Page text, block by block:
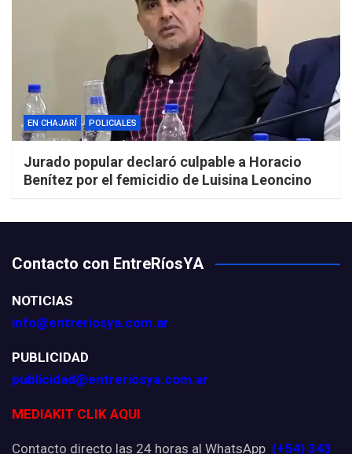
EN CHAJARÍ POLICIALES
Jurado popular declaró culpable a Horacio
Benítez por el femicidio de Luisina Leoncino
Contacto con EntreRíosYA
NOTICIAS
info@entreriosya.com.ar
PUBLICIDAD
publicidad@entreriosya.com.ar
MEDIAKIT CLIK AQUI
Contacto directo las 24 horas al WhatsApp (+54) 343